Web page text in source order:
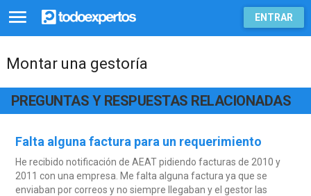
ENTRAR
Montar una gestoría
PREGUNTAS Y RESPUESTAS RELACIONADAS
Falta alguna factura para un requerimiento
He recibido notificación de AEAT pidiendo facturas de 2010 y
2011 con una empresa. Me falta alguna factura ya que se
enviaban por correos y no siempre llegaban y el gestor las